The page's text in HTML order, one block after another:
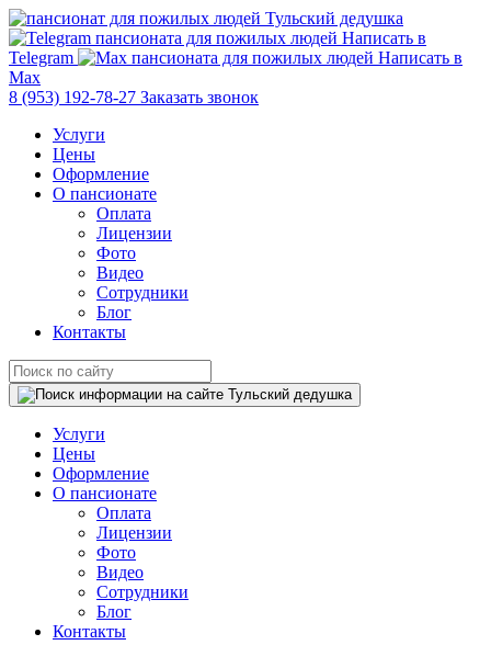
Написать в
Telegram
Написать в
Max
8 (953) 192-78-27 Заказать звонок
Услуги
Цены
Оформление
О пансионате
Оплата
Лицензии
Фото
Видео
Сотрудники
Блог
Контакты
Услуги
Цены
Оформление
О пансионате
Оплата
Лицензии
Фото
Видео
Сотрудники
Блог
Контакты